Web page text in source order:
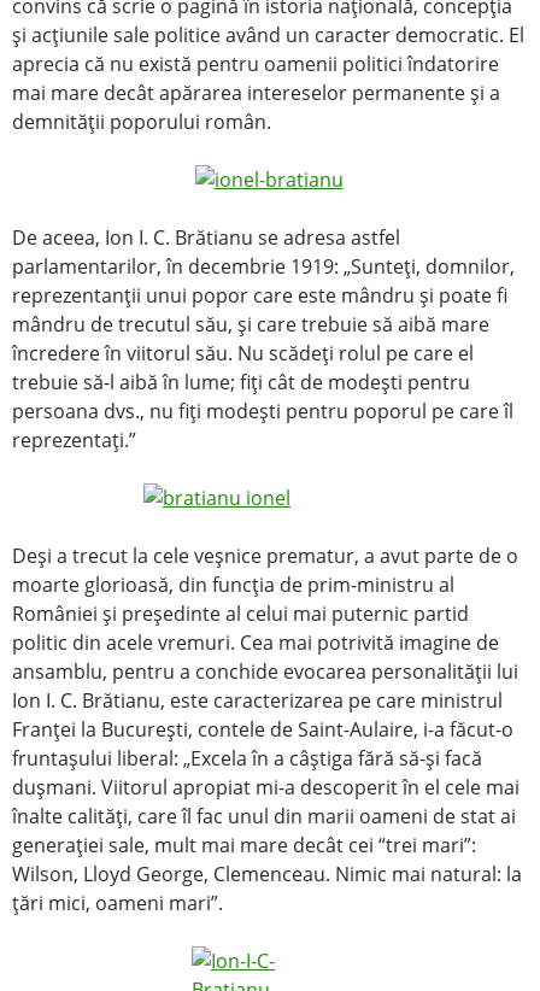
convins că scrie o pagină în istoria naţională, concepţia
şi acţiunile sale politice având un caracter democratic. El
aprecia că nu există pentru oamenii politici îndatorire
mai mare decât apărarea intereselor permanente şi a
demnităţii poporului român.
De aceea, Ion I. C. Brătianu se adresa astfel
parlamentarilor, în decembrie 1919: „Sunteţi, domnilor,
reprezentanţii unui popor care este mândru şi poate fi
mândru de trecutul său, şi care trebuie să aibă mare
încredere în viitorul său. Nu scădeţi rolul pe care el
trebuie să-l aibă în lume; fiţi cât de modeşti pentru
persoana dvs., nu fiţi modeşti pentru poporul pe care îl
reprezentaţi.”
Deşi a trecut la cele veşnice prematur, a avut parte de o
moarte glorioasă, din funcţia de prim-ministru al
României şi preşedinte al celui mai puternic partid
politic din acele vremuri. Cea mai potrivită imagine de
ansamblu, pentru a conchide evocarea personalităţii lui
Ion I. C. Brătianu, este caracterizarea pe care ministrul
Franţei la Bucureşti, contele de Saint-Aulaire, i-a făcut-o
fruntaşului liberal: „Excela în a câştiga fără să-şi facă
duşmani. Viitorul apropiat mi-a descoperit în el cele mai
înalte calităţi, care îl fac unul din marii oameni de stat ai
generaţiei sale, mult mai mare decât cei “trei mari”:
Wilson, Lloyd George, Clemenceau. Nimic mai natural: la
ţări mici, oameni mari”.